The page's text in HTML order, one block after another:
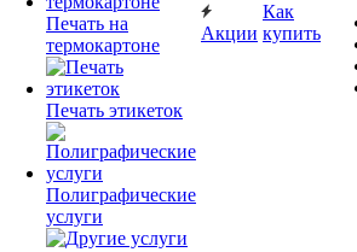
Печать на
термокартоне
Печать этикеток
Полиграфические
услуги
Акции
Как
купить